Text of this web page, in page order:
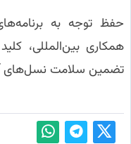
حفظ توجه به
همکاری بین‌المللی،
تضمین سلامت نسل‌های